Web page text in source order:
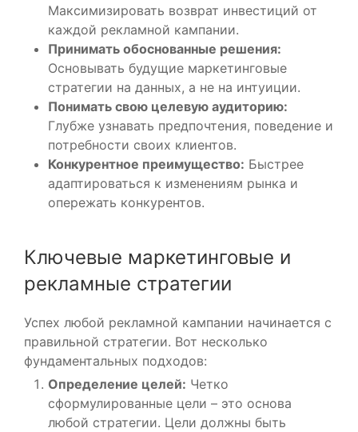
Максимизировать возврат инвестиций от
каждой рекламной кампании.
Принимать обоснованные решения:
Основывать будущие маркетинговые
стратегии на данных, а не на интуиции.
Понимать свою целевую аудиторию:
Глубже узнавать предпочтения, поведение и
потребности своих клиентов.
Конкурентное преимущество: Быстрее
адаптироваться к изменениям рынка и
опережать конкурентов.
Ключевые маркетинговые и
рекламные стратегии
Успех любой рекламной кампании начинается с
правильной стратегии. Вот несколько
фундаментальных подходов:
Определение целей: Четко
сформулированные цели – это основа
любой стратегии. Цели должны быть